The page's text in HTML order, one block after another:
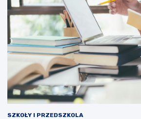
SZKOŁY I PRZEDSZKOLA